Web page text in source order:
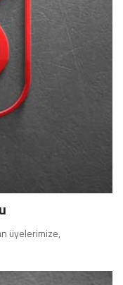
üyelerimize,